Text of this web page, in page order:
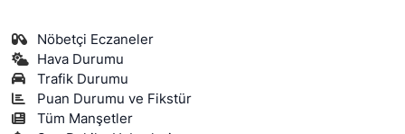
Nöbetçi Eczaneler
Hava Durumu
Trafik Durumu
Puan Durumu ve Fikstür
Tüm Manşetler